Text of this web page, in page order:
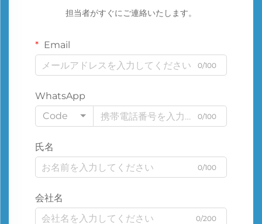
担当者がすぐにご連絡いたします。
Email
0/100
WhatsApp
Code
0/100
氏名
0/100
会社名
0/200